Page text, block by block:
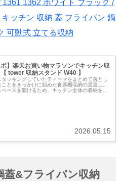
1362 ホワイト ブラック /
ッチン 収納 蓋 フライパン 鍋
可動式 立てる収納
ポ】楽天お買い物マラソンでキッチン収
tower 収納スタンド W40 】
ッキングしていたティーマをまとめて落とし
とをきっかけに始めた食器棚収納の見直し。
ースを開けるため、キッチン全体の収納を見
2026.05.15
蓋&フライパン収納